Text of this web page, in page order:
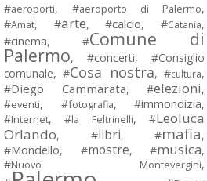
#aeroporti, #aeroporto di Palermo,
#Amat, #arte, #calcio, #Catania,
#cinema, #Comune di
Palermo, #concerti, #Consiglio
comunale, #Cosa nostra, #cultura,
#Diego Cammarata, #elezioni,
#eventi, #fotografia, #immondizia,
#Internet, #la Feltrinelli, #Leoluca
Orlando, #libri, #mafia,
#Mondello, #mostre, #musica,
#Nuovo Montevergini,